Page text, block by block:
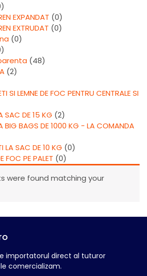
EXPANDAT (0)
EXTRUDAT (0)
(0)
(48)
(2)
SI LEMNE DE FOC PENTRU CENTRALE SI
SAC DE 15 KG (2)
BIG BAGS DE 1000 KG - LA COMANDA
LA SAC DE 10 KG (0)
FOC PE PALET (0)
were found matching your
importatorul direct al tuturor
comercializam.